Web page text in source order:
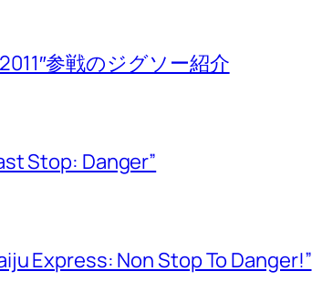
参戦のジグソー紹介
Stop: Danger”
Express: Non Stop To Danger!”